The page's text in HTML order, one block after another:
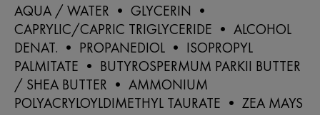
AQUA / WATER • GLYCERIN •
CAPRYLIC/CAPRIC TRIGLYCERIDE • ALCOHOL
DENAT. • PROPANEDIOL • ISOPROPYL
PALMITATE • BUTYROSPERMUM PARKII BUTTER
/ SHEA BUTTER • AMMONIUM
POLYACRYLOYLDIMETHYL TAURATE • ZEA MAYS